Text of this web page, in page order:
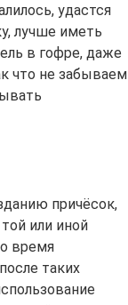
удастся
лучше иметь
в гофре, даже
что не забываем
причёсок,
или иной
время
таких